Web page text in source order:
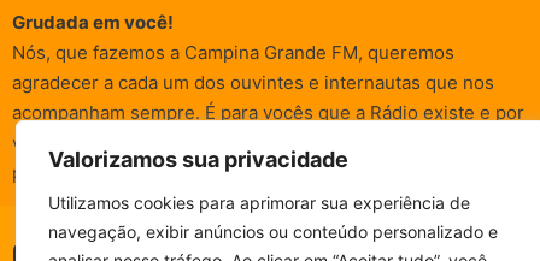
Valorizamos sua privacidade
Utilizamos cookies para aprimorar sua experiência de
navegação, exibir anúncios ou conteúdo personalizado e
Grudada em você!
Nós, que fazemos a Campina Grande FM, queremos
agradecer a cada um dos ouvintes e internautas que nos
acompanham sempre. É para vocês que a Rádio existe e por
vocês que as informações (informativas, de entretenimento,
promocionais e de conscientização) são realizadas.